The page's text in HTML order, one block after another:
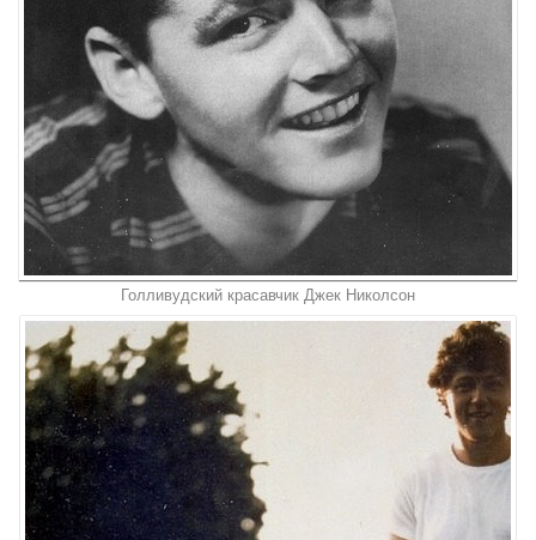
Голливудский красавчик Джек Николсон